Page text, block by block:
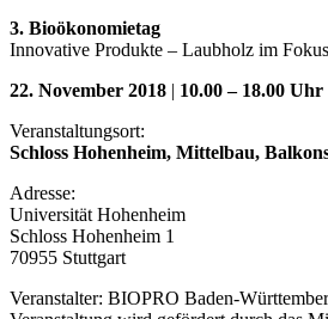
3. Bioökonomietag
Innovative Produkte – Laubholz im Fokus
22. November 2018 | 10.00 – 18.00 Uhr
Veranstaltungsort:
Schloss Hohenheim, Mittelbau,
Adresse:
Universität Hohenheim
Schloss Hohenheim 1
70955 Stuttgart
Veranstalter: BIOPRO Baden-